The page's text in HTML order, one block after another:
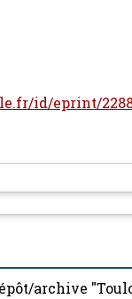
id/eprint/
archive